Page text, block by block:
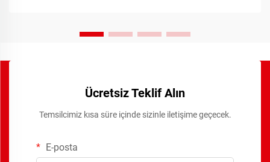
Ücretsiz Teklif Alın
Temsilcimiz kısa süre içinde sizinle iletişime geçecek.
E-posta